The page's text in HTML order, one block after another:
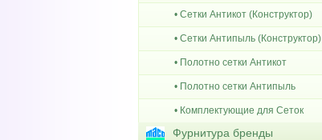
• Сетки Антикот (Конструктор)
• Сетки Антипыль (Конструктор)
• Полотно сетки Антикот
• Полотно сетки Антипыль
• Комплектующие для Сеток
Фурнитура бренды